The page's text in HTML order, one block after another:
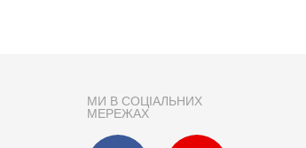
МИ В СОЦІАЛЬНИХ
МЕРЕЖАХ